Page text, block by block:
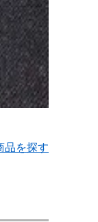
品を探す